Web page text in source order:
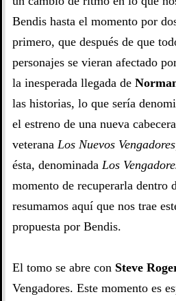
Bendis hasta el momento por
primero, que después de que
personajes se vieran afectado
la inesperada llegada de
las historias, lo que sería
el estreno de una nueva
veterana Los Nuevos Vengadores
ésta, denominada Los
momento de recuperarla dentro
resumamos aquí que nos trae
propuesta por Bendis.
El tomo se abre con Steve
Vengadores. Este momento es